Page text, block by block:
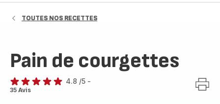
TOUTES NOS RECETTES
Pain de courgettes
ratings.4.8
4.8 /5 -
35 Avis